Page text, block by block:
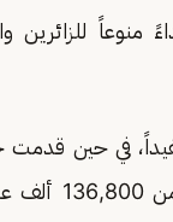
والمتاحف 5,466 مستفيداً، كما قُدم 177,549
الميدانية، تقديم خدمات الإرشاد المكاني لـ
بين ساحات وأبواب المسجد